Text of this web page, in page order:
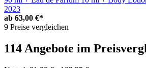
2023
ab 63,00 €*
9 Preise vergleichen
114 Angebote im